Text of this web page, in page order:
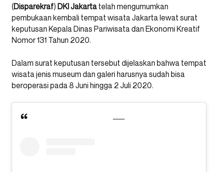
(Disparekraf) DKIJakarta telah mengumumkan
pembukaan kembali tempat wisata Jakarta lewat surat
keputusan Kepala Dinas Pariwisata dan Ekonomi Kreatif
Nomor 131 Tahun 2020.
Dalam surat keputusan tersebut dijelaskan bahwa tempat
wisata jenis museum dan galeri harusnya sudah bisa
beroperasi pada 8 Juni hingga 2 Juli 2020.